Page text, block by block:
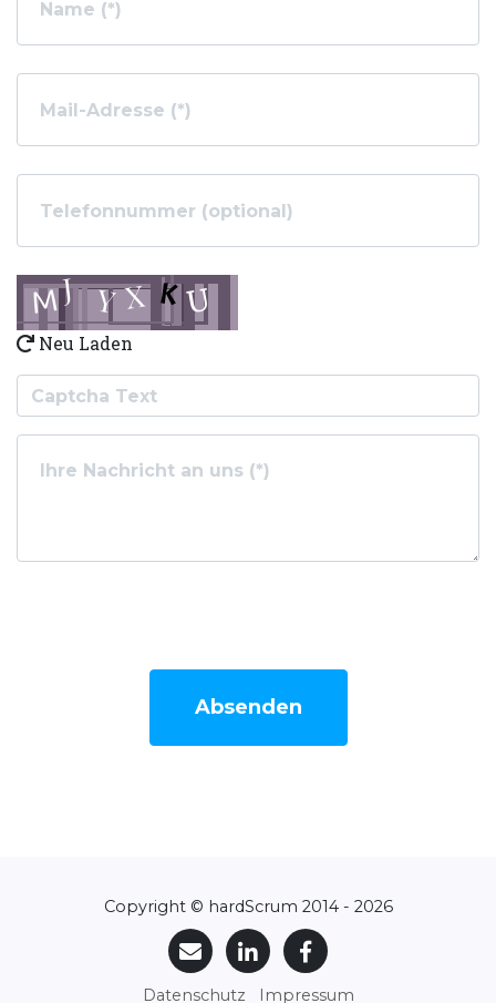
Neu Laden
Absenden
Copyright © hardScrum 2014 - 2026
Datenschutz Impressum